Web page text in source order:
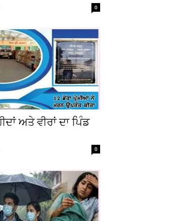
0
ਅਤੇ ਵੀਰਾਂ ਦਾ ਪਿੰਡ
0